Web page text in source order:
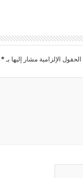
الحقول الإلزامية مشار إليها بـ*